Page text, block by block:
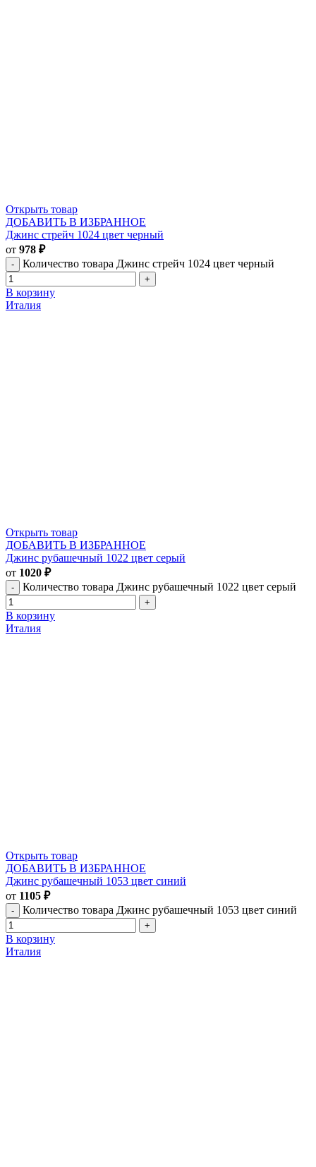
Открыть товар
ДОБАВИТЬ В ИЗБРАННОЕ
Джинс стрейч 1024 цвет черный
от 978 ₽
Количество товара Джинс стрейч 1024 цвет черный
В корзину
Италия
Открыть товар
ДОБАВИТЬ В ИЗБРАННОЕ
Джинс рубашечный 1022 цвет серый
от 1020 ₽
Количество товара Джинс рубашечный 1022 цвет серый
В корзину
Италия
Открыть товар
ДОБАВИТЬ В ИЗБРАННОЕ
Джинс рубашечный 1053 цвет синий
от 1105 ₽
Количество товара Джинс рубашечный 1053 цвет синий
В корзину
Италия